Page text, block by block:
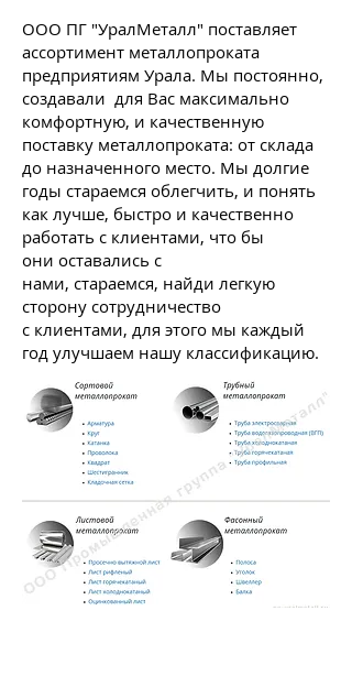
ООО ПГ "УралМеталл" поставляет
ассортимент металлопроката
предприятиям Урала. Мы постоянно,
создавали для Вас максимально
комфортную, и качественную
поставку металлопроката: от склада
до назначенного место. Мы долгие
годы стараемся облегчить, и понять
как лучше, быстро и качественно
работать с клиентами, что бы
они оставались с
нами, стараемся, найди легкую
сторону сотрудничество
с клиентами, для этого мы каждый
год улучшаем нашу классификацию.